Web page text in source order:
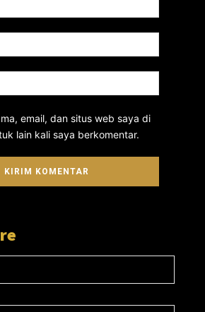
email, dan situs web saya di
lain kali saya berkomentar.